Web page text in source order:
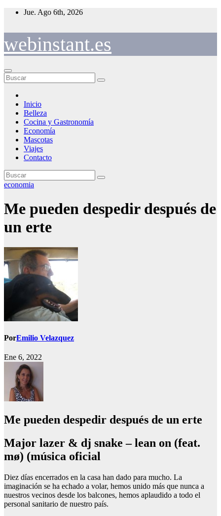
Saltar
Jue. Ago 6th, 2026
webinstant.es
Inicio
Belleza
Cocina y Gastronomía
Economía
Mascotas
Viajes
Contacto
economia
Me pueden despedir después de
un erte
PorEmilio Velazquez
Ene 6, 2022
Me pueden despedir después de un erte
Major lazer & dj snake – lean on (feat.
mø) (música oficial
Diez días encerrados en la casa han dado para mucho. La
imaginación se ha echado a volar, hemos unido más que nunca a
nuestros vecinos desde los balcones, hemos aplaudido a todo el
personal sanitario de nuestro país.